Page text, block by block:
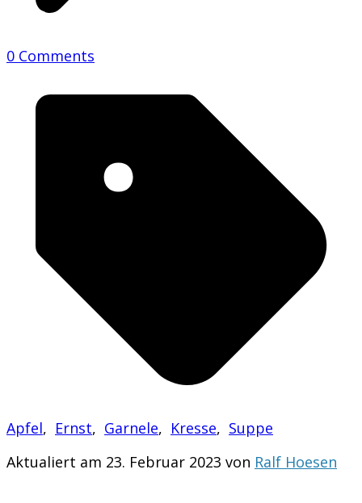
0 Comments
Apfel, Ernst, Garnele, Kresse, Suppe
Aktualiert am 23. Februar 2023 von Ralf Hoesen